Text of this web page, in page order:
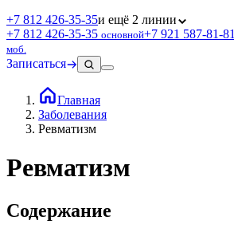
+7 812 426‑35‑35и ещё 2 линии
+7 812 426‑35‑35 основной+7 921 587‑81‑81
моб.
Записаться
Главная
Заболевания
Ревматизм
Ревматизм
Содержание